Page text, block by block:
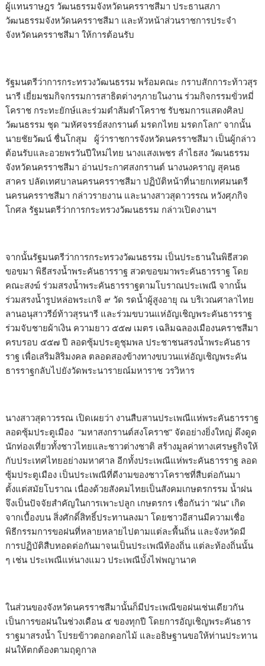
ผู้แทนราษฎร วัฒนธรรมจังหวัดนครราชสีมา ประธานสภา
วัฒนธรรมจังหวัดนครราชสีมา และหัวหน้าส่วนราชการประจำ
จังหวัดนครราชสีมา ให้การต้อนรับ
รัฐมนตรีว่าการกระทรวงวัฒนธรรม พร้อมคณะ กราบสักการะท้าวสุร
นารี เยี่ยมชมกิจกรรมการสาธิตต่างๆภายในงาน ร่วมกิจกรรมขั่วหมี่
โคราช กระทะยักษ์และร่วมตำส้มตำโคราช รับชมการแสดงศิลป
วัฒนธรรม ชุด “มหัศจรรย์สงกรานต์ มรดกไทย มรดกโลก” จากนั้น
นายชัยวัฒน์ ชื่นโกสุม ผู้ว่าราชการจังหวัดนครราชสีมา เป็นผู้กล่าว
ต้อนรับและอวยพรวันปีใหม่ไทย นางแสงเพชร ลําไธสง วัฒนธรรม
จังหวัดนครราชสีมา อ่านประกาศสงกรานต์ นางนงคราญ สุคนธ
สาคร ปลัดเทศบาลนครนครราชสีมา ปฏิบัติหน้าที่นายกเทศมนตรี
นครนครราชสีมา กล่าวรายงาน และนางสาวสุดาวรรณ หวังศุภกิจ
โกศล รัฐมนตรีว่าการกระทรวงวัฒนธรรม กล่าวเปิดงานฯ
จากนั้นรัฐมนตรีว่าการกระทรวงวัฒนธรรม เป็นประธานในพิธีสวด
ขอขมา พิธีสรงน้ำพระคันธารราฐ สวดขอขมาพระคันธารราฐ โดย
คณะสงฆ์ ร่วมสรงน้ำพระคันธารราฐตามโบราณประเพณี จากนั้น
ร่วมสรงน้ำรูปหล่อพระเกจิ ๙ วัด รดน้ำผู้สูงอายุ ณ บริเวณศาลาไทย
ลานอนุสาวรีย์ท้าวสุรนารี และร่วมขบวนแห่อัญเชิญพระคันธารราฐ
ร่วมจับชายผ้าเงิน ความยาว ๕๕๗ เมตร เฉลิมฉลองเมืองนคราชสีมา
ครบรอบ ๕๕๗ ปี ลอดซุ้มประตูชุมพล ประชาชนสรงน้ำพระคันธาร
ราฐ เพื่อเสริมสิริมงคล ตลอดสองข้างทางขบวนแห่อัญเชิญพระคัน
ธารราฐกลับไปยังวัดพระนารายณ์มหาราช วรวิหาร
นางสาวสุดาวรรณ เปิดเผยว่า งานสืบสานประเพณีแห่พระคันธารราฐ
ลอดซุ้มประตูเมือง “มหาสงกรานต์สงโคราช” จัดอย่างยิ่งใหญ่ ดึงดูด
นักท่องเที่ยวทั้งชาวไทยและชาวต่างชาติ สร้างมูลค่าทางเศรษฐกิจให้
กับประเทศไทยอย่างมหาศาล อีกทั้งประเพณีแห่พระคันธารราฐ ลอด
ซุ้มประตูเมือง เป็นประเพณีที่ดีงามของชาวโคราชที่สืบต่อกันมา
ตั้งแต่สมัยโบราณ เนื่องด้วยสังคมไทยเป็นสังคมเกษตรกรรม น้ำฝน
จึงเป็นปัจจัยสำคัญในการเพาะปลูก เกษตรกร เชื่อกันว่า “ฝน” เกิด
จากเบื้องบน สิ่งศักดิ์สิทธิ์ประทานลงมา โดยชาวอีสานมีความเชื่อ
พิธีกรรมการขอฝนที่หลายหลายไปตามแต่ละพื้นถิ่น และจังหวัดมี
การปฏิบัติสืบทอดต่อกันมาจนเป็นประเพณีท้องถิ่น แต่ละท้องถิ่นนั้น
ๆ เช่น ประเพณีแห่นางแมว ประเพณีบั้งไฟพญานาค
ในส่วนของจังหวัดนครราชสีมานั้นก็มีประเพณีขอฝนเช่นเดียวกัน
เป็นการขอฝนในช่วงเดือน ๕ ของทุกปี โดยการอัญเชิญพระคันธาร
ราฐมาสรงน้ำ โปรยข้าวตอกดอกไม้ และอธิษฐานขอให้ท่านประทาน
ฝนให้ตกต้องตามฤดูกาล